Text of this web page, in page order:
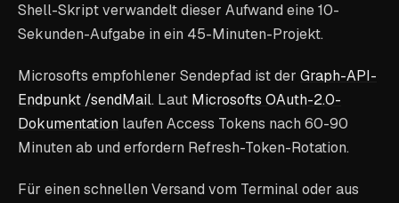
Shell-Skript verwandelt dieser Aufwand eine 10-
Sekunden-Aufgabe in ein 45-Minuten-Projekt.
Microsofts empfohlener Sendepfad ist der Graph-API-
Endpunkt /sendMail. Laut Microsofts OAuth-2.0-
Dokumentation laufen Access Tokens nach 60-90
Minuten ab und erfordern Refresh-Token-Rotation.
Für einen schnellen Versand vom Terminal oder aus